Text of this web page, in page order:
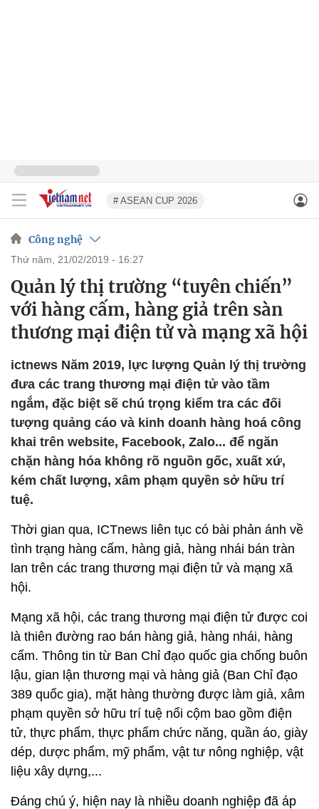
# ASEAN CUP 2026
Công nghệ
thứ năm, 21/02/2019 - 16:27
Quản lý thị trường “tuyên chiến”
với hàng cấm, hàng giả trên sàn
thương mại điện tử và mạng xã hội
ictnews Năm 2019, lực lượng Quản lý thị trường
đưa các trang thương mại điện tử vào tầm
ngắm, đặc biệt sẽ chú trọng kiểm tra các đối
tượng quảng cáo và kinh doanh hàng hoá công
khai trên website, Facebook, Zalo... để ngăn
chặn hàng hóa không rõ nguồn gốc, xuất xứ,
kém chất lượng, xâm phạm quyền sở hữu trí
tuệ.
Thời gian qua, ICTnews liên tục có bài phản ánh về
tình trạng hàng cấm, hàng giả, hàng nhái bán tràn
lan trên các trang thương mại điện tử và mạng xã
hội.
Mạng xã hội, các trang thương mại điện tử được coi
là thiên đường rao bán hàng giả, hàng nhái, hàng
cấm. Thông tin từ Ban Chỉ đạo quốc gia chống buôn
lậu, gian lận thương mại và hàng giả (Ban Chỉ đạo
389 quốc gia), mặt hàng thường được làm giả, xâm
phạm quyền sở hữu trí tuệ nổi cộm bao gồm điện
tử, thực phẩm, thực phẩm chức năng, quần áo, giày
dép, dược phẩm, mỹ phẩm, vật tư nông nghiệp, vật
liệu xây dựng,...
Đáng chú ý, hiện nay là nhiều doanh nghiệp đã áp